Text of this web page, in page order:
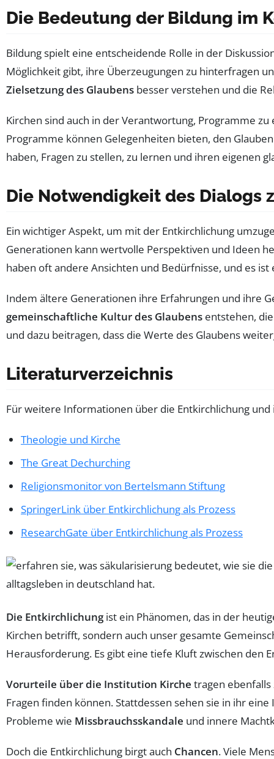
Die Bedeutung der Bildung im
Bildung spielt eine entscheidende Rolle in der
Möglichkeit gibt, ihre Überzeugungen zu hinterfragen
Zielsetzung des Glaubens besser verstehen und die
Kirchen sind auch in der Verantwortung, Programme
Programme können Gelegenheiten bieten, den
haben, Fragen zu stellen, zu lernen und ihren eigenen
Die Notwendigkeit des Dialogs
Ein wichtiger Aspekt, um mit der Entkirchlichung
Generationen kann wertvolle Perspektiven und Ideen
haben oft andere Ansichten und Bedürfnisse, und es
Indem ältere Generationen ihre Erfahrungen und ihre
gemeinschaftliche Kultur des Glaubens entstehen,
und dazu beitragen, dass die Werte des Glaubens
Literaturverzeichnis
Für weitere Informationen über die Entkirchlichung
Theologie und Kirche
The Great Dechurching
Religionsmonitor von Bertelsmann Stiftung
SpringerLink über Entkirchlichung als Prozess
ResearchGate über Entkirchlichung als Prozess
Die Entkirchlichungist ein Phänomen, das in der
Kirchen betrifft, sondern auch unser gesamte
Herausforderung. Es gibt eine tiefe Kluft zwischen den
Vorurteile über die Institution Kirche tragen
Fragen finden können. Stattdessen sehen sie in ihr
Probleme wie Missbrauchsskandale und innere
Doch die Entkirchlichung birgt auch Chancen. Viele